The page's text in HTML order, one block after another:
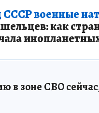
военные
как
в зоне СВО